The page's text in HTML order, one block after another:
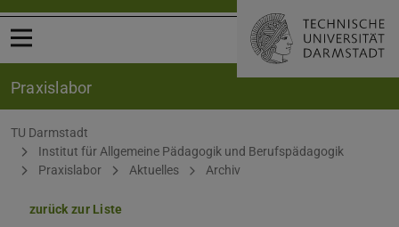
Menü öffnen
Praxislabor
Sie befinden sich hier:
TU Darmstadt
Institut für Allgemeine Pädagogik und Berufspädagogik
Praxislabor
Aktuelles Archiv
zurück zur Liste